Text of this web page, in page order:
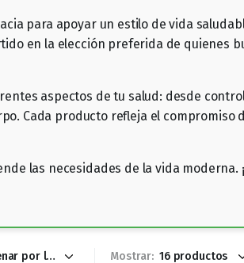
para apoyar un estilo de vida
en la elección preferida de quienes
aspectos de tu salud: desde
Cada producto refleja el compromiso
las necesidades de la vida moderna.
Mostrar: